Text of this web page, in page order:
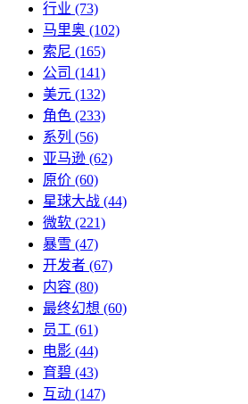
行业 (73)
马里奥 (102)
索尼 (165)
公司 (141)
美元 (132)
角色 (233)
系列 (56)
亚马逊 (62)
原价 (60)
星球大战 (44)
微软 (221)
暴雪 (47)
开发者 (67)
内容 (80)
最终幻想 (60)
员工 (61)
电影 (44)
育碧 (43)
互动 (147)